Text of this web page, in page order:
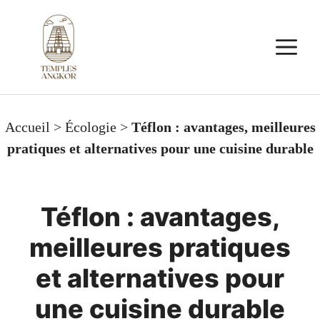
contenu
Accueil > Écologie> Téflon : avantages, meilleures
pratiques et alternatives pour une cuisine durable
Téflon : avantages,
meilleures pratiques
et alternatives pour
une cuisine durable